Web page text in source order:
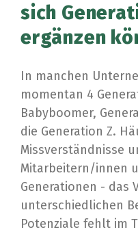
sich
ergänzen
In manchen
momentan 4
Babyboomer,
die Generation Z.
Missverständnisse
Mitarbeitern/innen
Generationen - das
unterschiedlichen
Potenziale fehlt im